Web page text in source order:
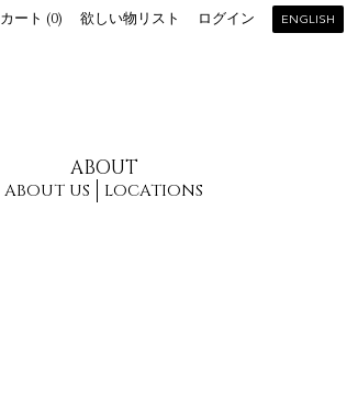
ABOUT
ABOUT US LOCATIONS
カート (0) 欲しい物リスト ログイン ENGLISH